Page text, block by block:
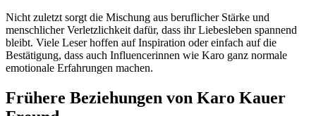
Nicht zuletzt sorgt die Mischung aus beruflicher Stärke und
menschlicher Verletzlichkeit dafür, dass ihr Liebesleben spannend
bleibt. Viele Leser hoffen auf Inspiration oder einfach auf die
Bestätigung, dass auch Influencerinnen wie Karo ganz normale
emotionale Erfahrungen machen.
Frühere Beziehungen von Karo Kauer